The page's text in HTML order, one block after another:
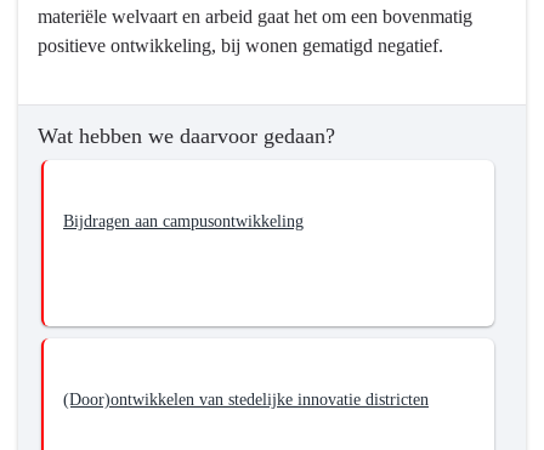
materiële welvaart en arbeid gaat het om een bovenmatig
positieve ontwikkeling, bij wonen gematigd negatief.
Wat hebben we daarvoor gedaan?
Bijdragen aan campusontwikkeling
(Door)ontwikkelen van stedelijke innovatie districten